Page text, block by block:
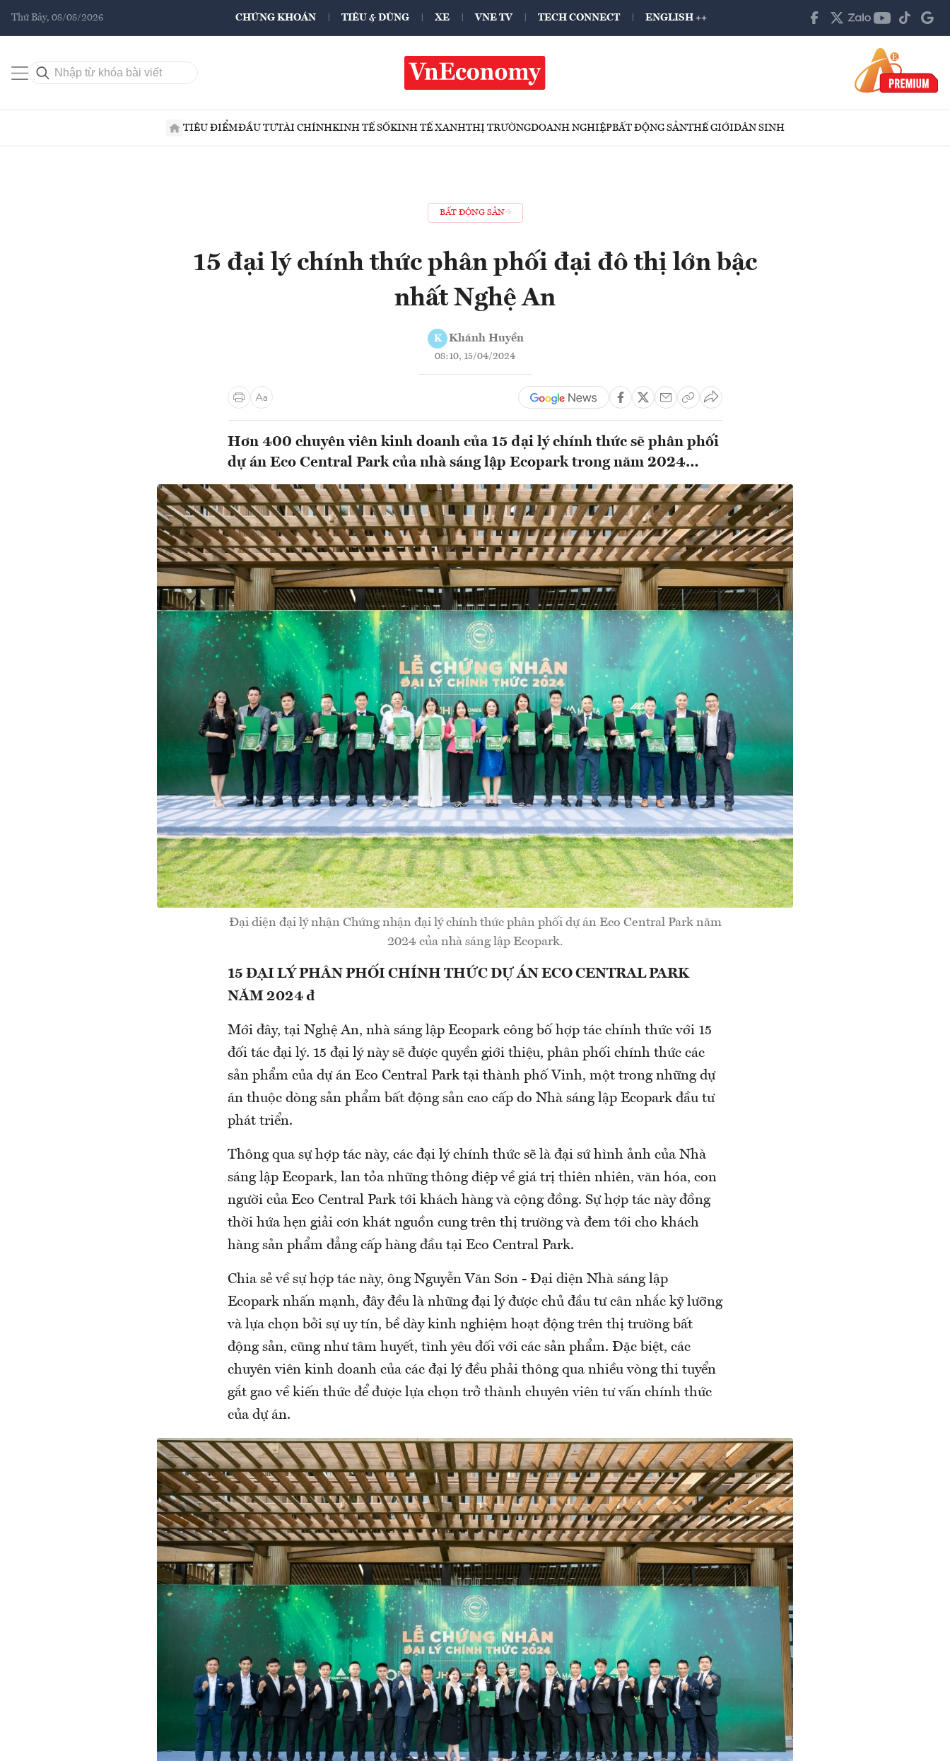
Thứ Bảy, 08/08/2026 CHỨNG KHOÁN TIÊU & DÙNG XE VNE TV TECH CONNECT ENGLISH ++
TIÊU ĐIỂMĐẦU TƯTÀI CHÍNHKINH TẾ SỐKINH TẾ XANHTHỊ TRƯỜNGDOANH NGHIỆPBẤT ĐỘNG SẢNTHẾ GIỚIDÂN SINH
BẤT ĐỘNG SẢN
15 đại lý chính thức phân phối đại đô thị lớn bậc
nhất Nghệ An
K Khánh Huyền
08:10, 15/04/2024
Hơn 400 chuyên viên kinh doanh của 15 đại lý chính thức sẽ phân phối
dự án Eco Central Park của nhà sáng lập Ecopark trong năm 2024…
Đại diện đại lý nhận Chứng nhận đại lý chính thức phân phối dự án Eco Central Park năm
2024 của nhà sáng lập Ecopark.
15 ĐẠI LÝ PHÂN PHỐI CHÍNH THỨC DỰ ÁN ECO CENTRAL PARK
NĂM 2024 đ
Mới đây, tại Nghệ An, nhà sáng lập Ecopark công bố hợp tác chính thức với 15
đối tác đại lý. 15 đại lý này sẽ được quyền giới thiệu, phân phối chính thức các
sản phẩm của dự án Eco Central Park tại thành phố Vinh, một trong những dự
án thuộc dòng sản phẩm bất động sản cao cấp do Nhà sáng lập Ecopark đầu tư
phát triển.
Thông qua sự hợp tác này, các đại lý chính thức sẽ là đại sứ hình ảnh của Nhà
sáng lập Ecopark, lan tỏa những thông điệp về giá trị thiên nhiên, văn hóa, con
người của Eco Central Park tới khách hàng và cộng đồng. Sự hợp tác này đồng
thời hứa hẹn giải cơn khát nguồn cung trên thị trường và đem tới cho khách
hàng sản phẩm đẳng cấp hàng đầu tại Eco Central Park.
Chia sẻ về sự hợp tác này, ông Nguyễn Văn Sơn - Đại diện Nhà sáng lập
Ecopark nhấn mạnh, đây đều là những đại lý được chủ đầu tư cân nhắc kỹ lưỡng
và lựa chọn bởi sự uy tín, bề dày kinh nghiệm hoạt động trên thị trường bất
động sản, cũng như tâm huyết, tình yêu đối với các sản phẩm. Đặc biệt, các
chuyên viên kinh doanh của các đại lý đều phải thông qua nhiều vòng thi tuyển
gắt gao về kiến thức để được lựa chọn trở thành chuyên viên tư vấn chính thức
của dự án.